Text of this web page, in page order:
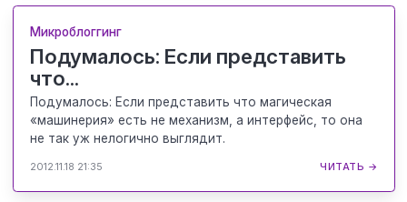
Микроблоггинг
Подумалось: Если представить
что...
Подумалось: Если представить что магическая
«машинерия» есть не механизм, а интерфейс, то она
не так уж нелогично выглядит.
2012.11.18 21:35 ЧИТАТЬ →